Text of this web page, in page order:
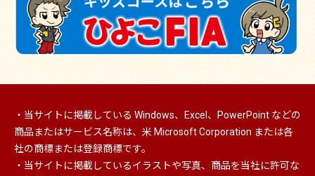
・当サイトに掲載している Windows、Excel、PowerPoint などの
商品またはサービス名称は、米 Microsoft Corporation または各
社の商標または登録商標です。
・当サイトに掲載しているイラストや写真、商品を当社に許可な